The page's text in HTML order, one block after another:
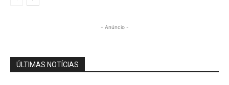
- Anúncio -
ÚLTIMAS NOTÍCIAS